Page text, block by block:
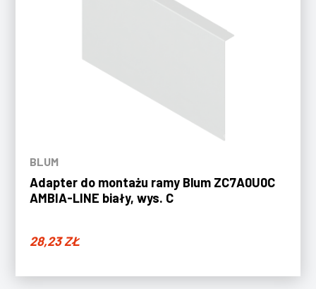
BLUM
Adapter do montażu ramy Blum ZC7A0U0C
AMBIA-LINE biały, wys. C
28,23ZŁ